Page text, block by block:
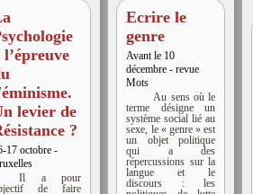
l’épreuve
levier de
?
17 octobre -
Il a pour
de faire
Ecrire le
genre
Avant le 10
décembre - revue
Mots
Au sens où le
terme désigne un
système social lié au
sexe, le « genre » est
un objet politique
qui a des
répercussions sur la
langue et le
discours : les